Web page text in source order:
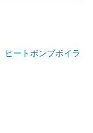
ートポンプボイラ